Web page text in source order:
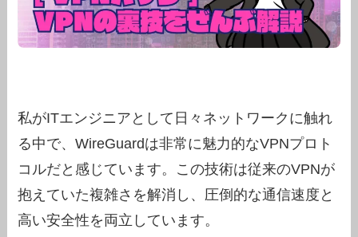
私がITエンジニアとして日々ネットワークに触れ
る中で、WireGuardは非常に魅力的なVPNプロト
コルだと感じています。この技術は従来のVPNが
抱えていた複雑さを解消し、圧倒的な通信速度と
高い安全性を両立しています。